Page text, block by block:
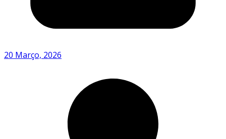
20 Março, 2026